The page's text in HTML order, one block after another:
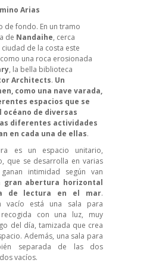
Arias
de fondo. En un tramo
de Nandaihe, cerca
ciudad de la costa este
una roca erosionada
, la bella biblioteca
Architects. Un
como una nave varada,
espacios que se
océano de diversas
diferentes actividades
en cada una de ellas.
es un espacio unitario,
que se desarrolla en varias
intimidad según van
gran abertura horizontal
de lectura en el mar.
vacío está una sala para
con una luz, muy
del día, tamizada que crea
Además, una sala para
separada de las dos
vacíos.